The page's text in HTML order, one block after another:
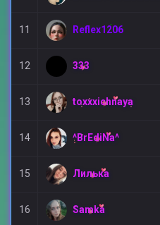
11 Reflex1206
12 333
13 toxxxichnaya
14 ^BrEdiNa^
15 Лилька
16 Samka